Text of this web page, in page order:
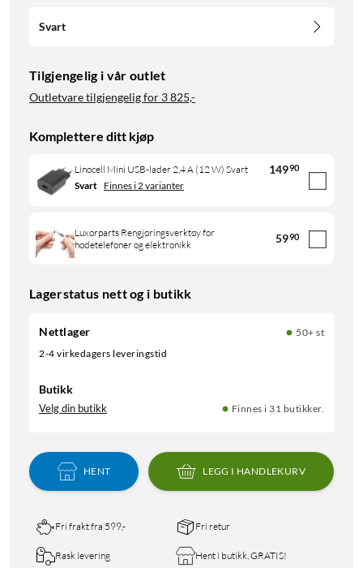
Svart
Tilgjengelig i vår outlet
Outletvare tilgjengelig for 3 825,-
Komplettere ditt kjøp
Linocell Mini USB-lader 2,4 A (12 W) Svart 14990
Svart Finnes i 2 varianter
Luxorparts Rengjøringsverktøy for
hodetelefoner og elektronikk
5990
Lagerstatus nett og i butikk
Nettlager
50+ st
2-4 virkedagers leveringstid
Butikk
Velg din butikk Finnes i 31 butikker.
HENT LEGG I HANDLEKURV
Fri frakt fra 599,- Fri retur
Rask levering Hent i butikk, GRATIS!